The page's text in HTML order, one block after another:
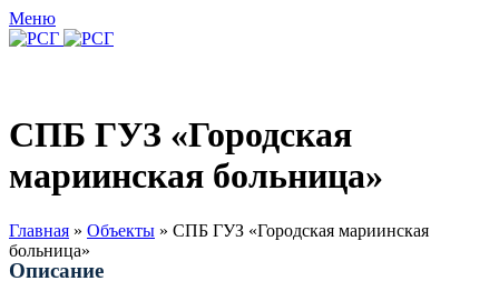
Меню
СПБ ГУЗ «Городская
мариинская больница»
Главная » Объекты » СПБ ГУЗ «Городская мариинская
больница»
Описание